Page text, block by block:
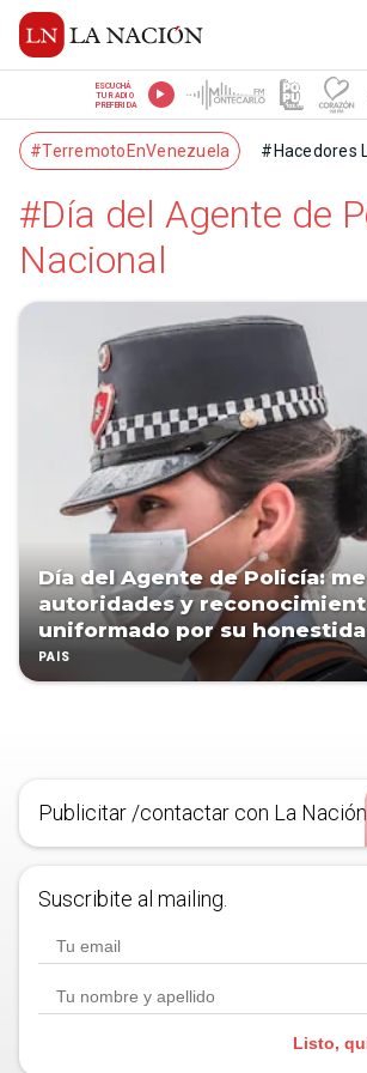
ESCUCHÁ
TU RADIO
PREFERIDA
#TerremotoEnVenezuela #Hacedores
#Día del Agente de
Nacional
Día del Agente de Policía:
autoridades y
uniformado por su
PAÍS
Publicitar /contactar con La Nación
Suscribite al mailing.
Listo,